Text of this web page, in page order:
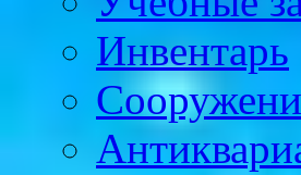
Инвентарь